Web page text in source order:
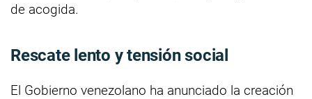
de acogida.
Rescate lento y tensión social
El Gobierno venezolano ha anunciado la creación